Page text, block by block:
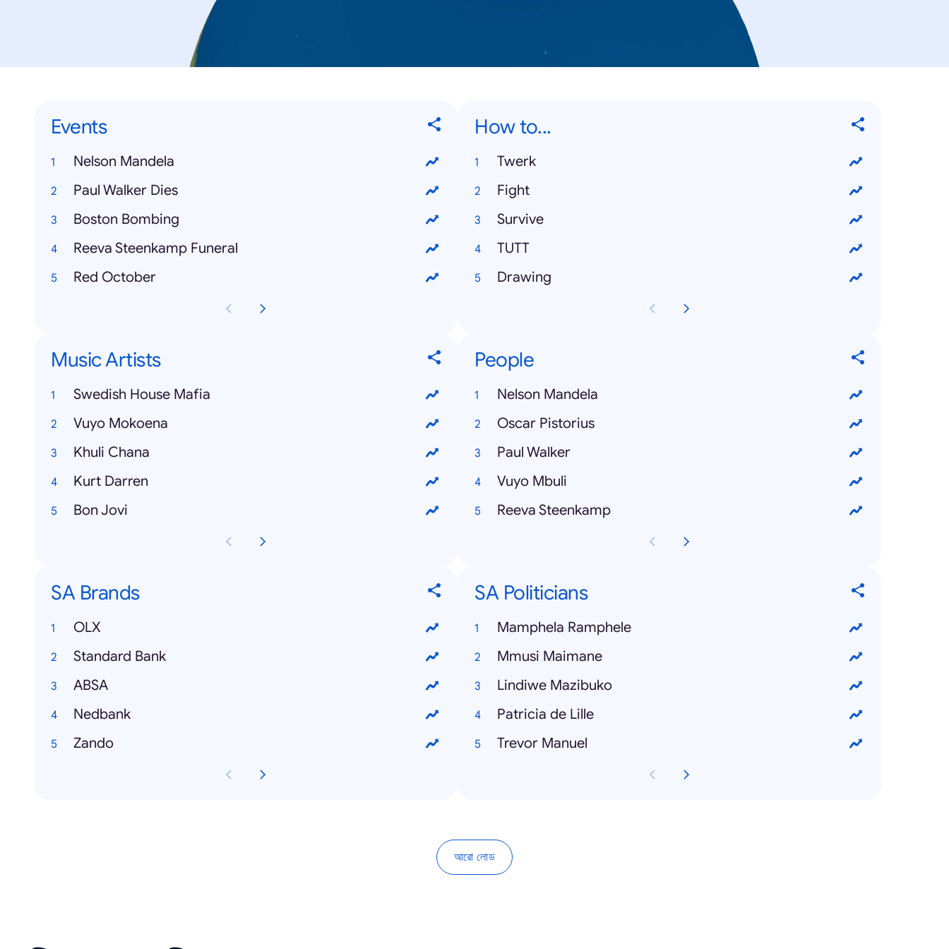
Events
Nelson Mandela
Paul Walker Dies
Boston Bombing
Reeva Steenkamp Funeral
Red October
How to...
Twerk
Fight
Survive
TUTT
Drawing
Music Artists
Swedish House Mafia
Vuyo Mokoena
Khuli Chana
Kurt Darren
Bon Jovi
People
Nelson Mandela
Oscar Pistorius
Paul Walker
Vuyo Mbuli
Reeva Steenkamp
SA Brands
OLX
Standard Bank
ABSA
Nedbank
Zando
SA Politicians
Mamphela Ramphele
Mmusi Maimane
Lindiwe Mazibuko
Patricia de Lille
Trevor Manuel
আরো লোড